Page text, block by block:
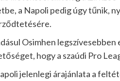
a Napoli pedig úgy tűnik,
Osimhen
hogy a szaúdi Pro
jelenlegi árajánlata a